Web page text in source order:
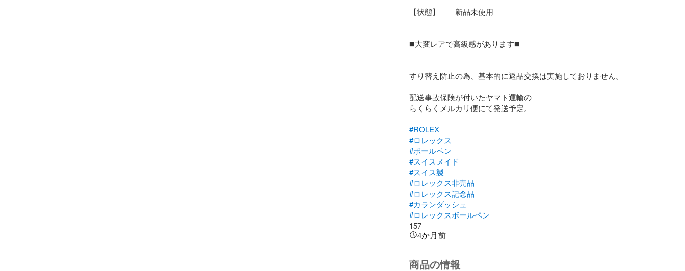
【状態】　　新品未使用
◼️大変レアで高級感があります◼️
すり替え防止の為、基本的に返品交換は実施しておりません。
配送事故保険が付いたヤマト運輸の
らくらくメルカリ便にて発送予定。
#ROLEX
#ロレックス
#ボールペン
#スイスメイド
#スイス製
#ロレックス非売品
#ロレックス記念品
#カランダッシュ
#ロレックスボールペン
157
4か月前
商品の情報